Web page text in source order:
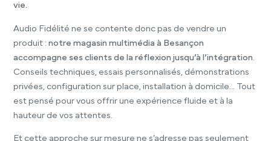
vie.
Audio Fidélité ne se contente donc pas de vendre un
produit :notre magasin multimédia à Besançon
accompagne ses clients de la réflexion jusqu’à l’intégration
Conseils techniques, essais personnalisés, démonstrations
privées, configuration sur place, installation à domicile… Tout
est pensé pour vous offrir une expérience fluide et à la
hauteur de vos attentes.
Et cette approche sur mesure ne s’adresse pas seulement